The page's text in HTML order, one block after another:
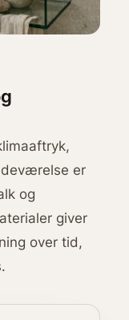
er
og
giver
over tid,